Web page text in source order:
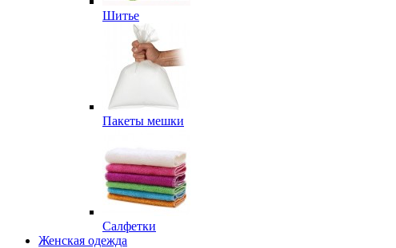
Шитье
Пакеты мешки
Салфетки
Женская одежда